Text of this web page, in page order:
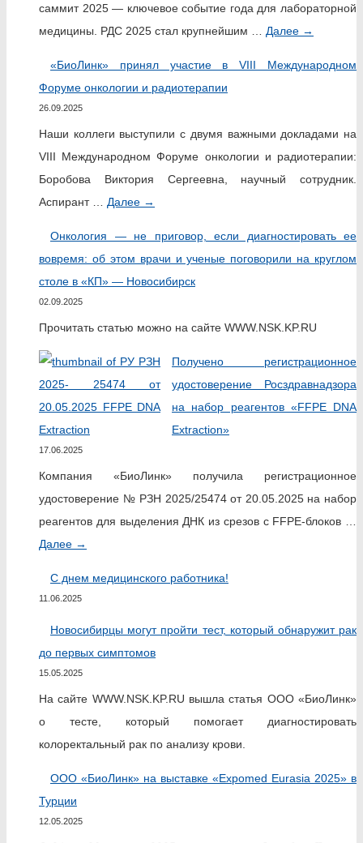
саммит 2025 — ключевое событие года для лабораторной
медицины. РДС 2025 стал крупнейшим … Далее →
«БиоЛинк» принял участие в VIII Международном
Форуме онкологии и радиотерапии
26.09.2025
Наши коллеги выступили с двумя важными докладами на
VIII Международном Форуме онкологии и радиотерапии:
Боробова Виктория Сергеевна, научный сотрудник.
Аспирант … Далее →
Онкология — не приговор, если диагностировать ее
вовремя: об этом врачи и ученые поговорили на круглом
столе в «КП» — Новосибирск
02.09.2025
Прочитать статью можно на сайте WWW.NSK.KP.RU
Получено регистрационное
удостоверение Росздравнадзора
на набор реагентов «FFPE DNA
Extraction»
17.06.2025
Компания «БиоЛинк» получила регистрационное
удостоверение № РЗН 2025/25474 от 20.05.2025 на набор
реагентов для выделения ДНК из срезов c FFPE-блоков …
Далее →
С днем медицинского работника!
11.06.2025
Новосибирцы могут пройти тест, который обнаружит рак
до первых симптомов
15.05.2025
На сайте WWW.NSK.KP.RU вышла статья ООО «БиоЛинк»
о тесте, который помогает диагностировать
колоректальный рак по анализу крови.
ООО «БиоЛинк» на выставке «Expomed Eurasia 2025» в
Турции
12.05.2025